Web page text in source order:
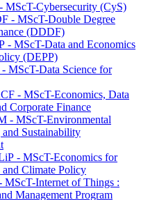
MScT-Cybersecurity (CyS)
- MScT-Double Degree
(DDDF)
- MScT-Data and Economics
(DEPP)
MScT-Data Science for
- MScT-Economics, Data
Corporate Finance
- MScT-Environmental
Sustainability
- MScT-Economics for
and Climate Policy
Internet of Things :
Management Program